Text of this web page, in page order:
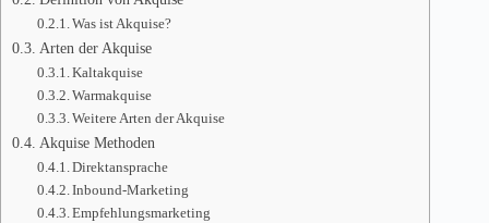
Was ist Akquise?
Arten der Akquise
Kaltakquise
Warmakquise
Weitere Arten der Akquise
Akquise Methoden
Direktansprache
Inbound-Marketing
Empfehlungsmarketing